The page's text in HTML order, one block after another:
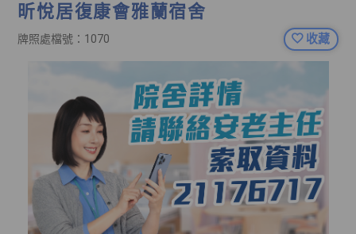
昕悅居復康會雅蘭宿舍
牌照處檔號：1070 收藏